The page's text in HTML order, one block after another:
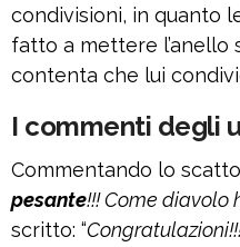
condivisioni, in quanto
fatto a mettere l’anello
contenta che lui
I commenti degli
Commentando lo
pesante!!! Come diavolo
scritto: “